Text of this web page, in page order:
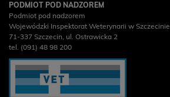
PODMIOT POD NADZOREM
Podmiot pod nadzorem
Wojewódzki Inspektorat Weterynarii w Szczecinie
71-337 Szczecin, ul. Ostrawicka 2
tel. (091) 48 98 200